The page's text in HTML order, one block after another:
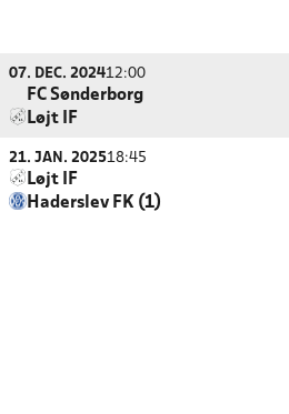
07. DEC. 202412:00
FC Sønderborg
Løjt IF
21. JAN. 202518:45
Løjt IF
Haderslev FK (1)